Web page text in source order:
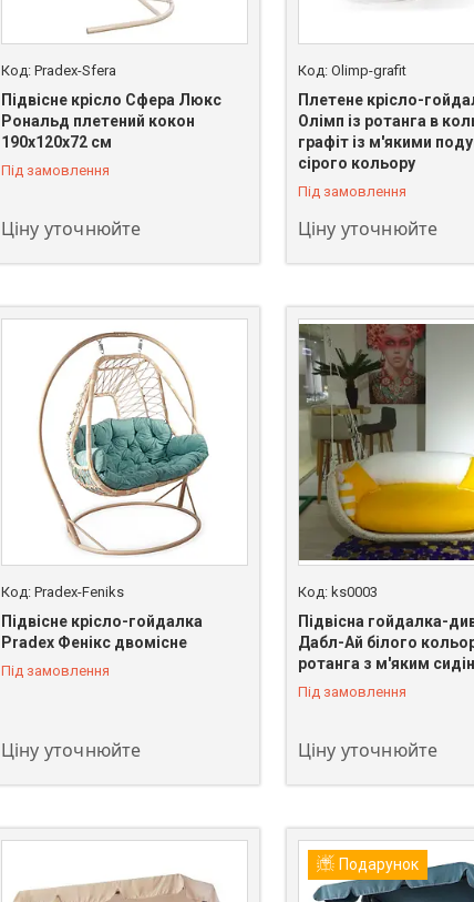
Pradex-Sfera
Підвісне крісло Сфера Люкс
Рональд плетений кокон
190х120х72 см
Під замовлення
Ціну уточнюйте
Olimp-grafit
Плетене крісло-
Олімп із ротанга в
графіт із м'якими
сірого кольору
Під замовлення
Ціну уточнюйте
Pradex-Feniks
Підвісне крісло-гойдалка
Pradex Фенікс двомісне
Під замовлення
Ціну уточнюйте
ks0003
Підвісна гойдалка-
Дабл-Ай білого
ротанга з м'яким
Під замовлення
Ціну уточнюйте
Подарунок